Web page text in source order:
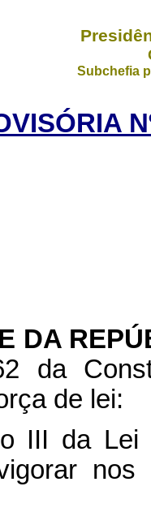
Subchefia
DA
da
de lei:
III da Lei